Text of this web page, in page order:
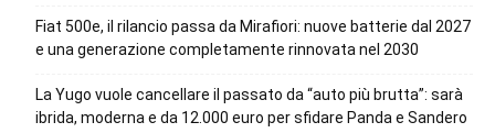
Fiat 500e, il rilancio passa da Mirafiori: nuove batterie dal 2027
e una generazione completamente rinnovata nel 2030
La Yugo vuole cancellare il passato da “auto più brutta”: sarà
ibrida, moderna e da 12.000 euro per sfidare Panda e Sandero